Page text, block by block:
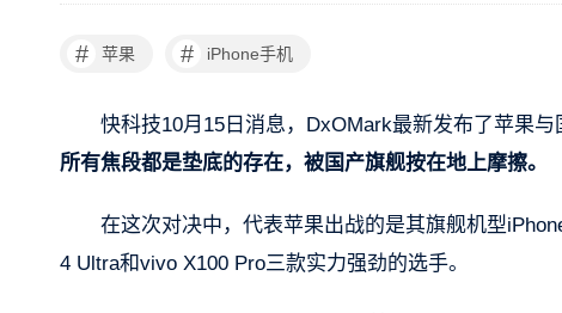
# 苹果 # iPhone手机
快科技10月15日消息，DxOMark最新发布了苹果
所有焦段都是垫底的存在，被国产旗舰按在地上摩擦。
在这次对决中，代表苹果出战的是其旗舰机型
4 Ultra和vivo X100 Pro三款实力强劲的选手。